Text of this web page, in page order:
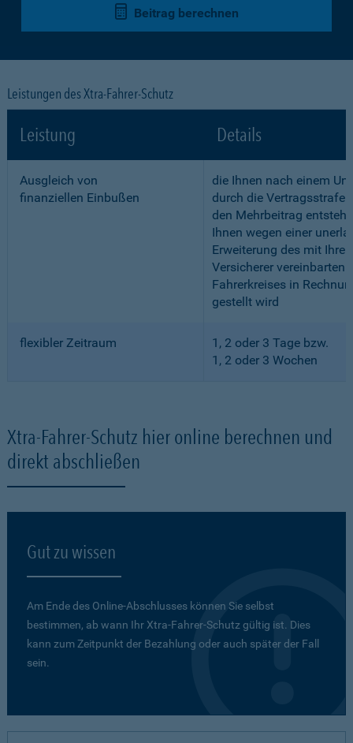
Beitrag berechnen
Leistungen des Xtra-Fahrer-Schutz
Leistung Details
Ausgleich von
finanziellen Einbußen
die Ihnen nach einem
durch die Vertragsstrafe
den Mehrbeitrag
Ihnen wegen einer
Erweiterung des mit
Versicherer vereinbarten
Fahrerkreises in
gestellt wird
flexibler Zeitraum
1, 2 oder 3 Tage bzw.
1, 2 oder 3 Wochen
Xtra-Fahrer-Schutz hier online berechnen und
direkt abschließen
Gut zu wissen
Am Ende des Online-Abschlusses können Sie selbst
bestimmen, ab wann Ihr Xtra-Fahrer-Schutz gültig ist. Dies
kann zum Zeitpunkt der Bezahlung oder auch später der Fall
sein.